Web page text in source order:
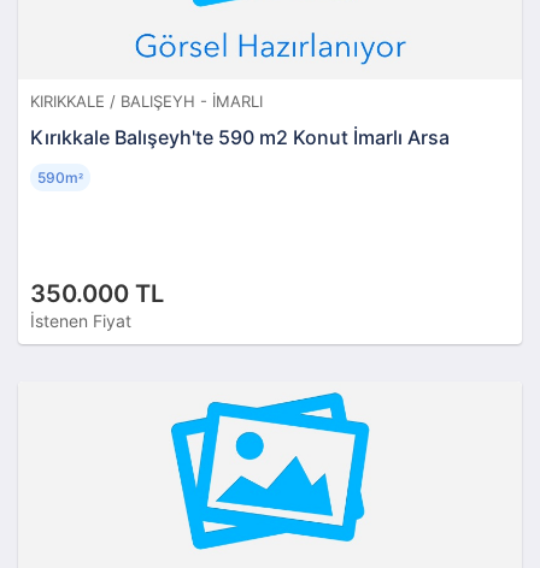
KIRIKKALE / BALIŞEYH - İMARLI
Kırıkkale Balışeyh'te 590 m2 Konut İmarlı Arsa
350.000 TL
İstenen Fiyat
590m²